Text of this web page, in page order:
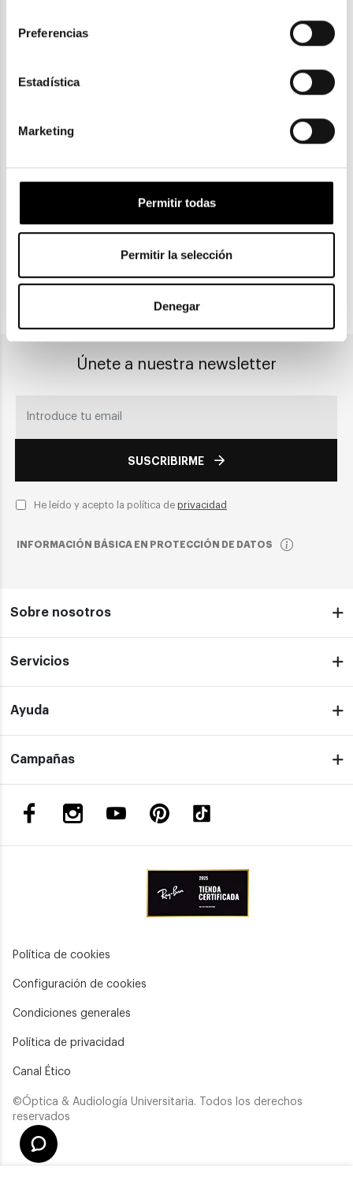
Preferencias
Estadística
Marketing
Permitir todas
Permitir la selección
Denegar
DAILIES TOTAL 1 ASTIGMATISMO 90 UNIDADES
Gratuitas a partir de 30€
CLICK & COLLECT
Recogida en tienda
PAGO SEGURO
Únete a nuestra newsletter
SUSCRIBIRME
He leído y acepto la política de privacidad
INFORMACIÓN BÁSICA EN PROTECCIÓN DE DATOS
Sobre nosotros
Servicios
Ayuda
Campañas
Política de cookies
Configuración de cookies
Condiciones generales
Política de privacidad
Canal Ético
©Óptica & Audiología Universitaria. Todos los derechos
reservados